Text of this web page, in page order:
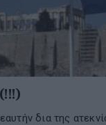
δια της